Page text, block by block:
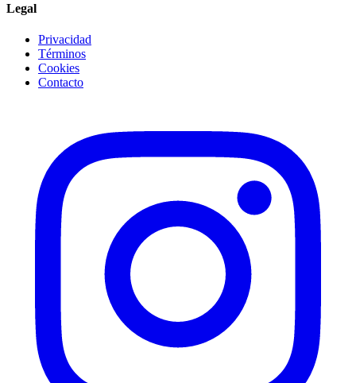
Legal
Privacidad
Términos
Cookies
Contacto